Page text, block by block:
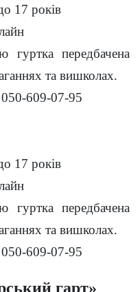
17 років
гуртка передбачена
та вишколах.
609-07-95
17 років
гуртка передбачена
та вишколах.
609-07-95
гарт»